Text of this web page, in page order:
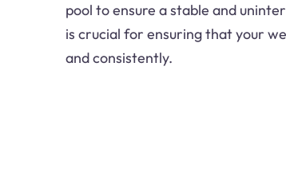
pool to ensure a stable and
is crucial for ensuring that your
and consistently.